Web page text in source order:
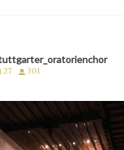
27 301
stuttgarter_oratorienchor
März 24